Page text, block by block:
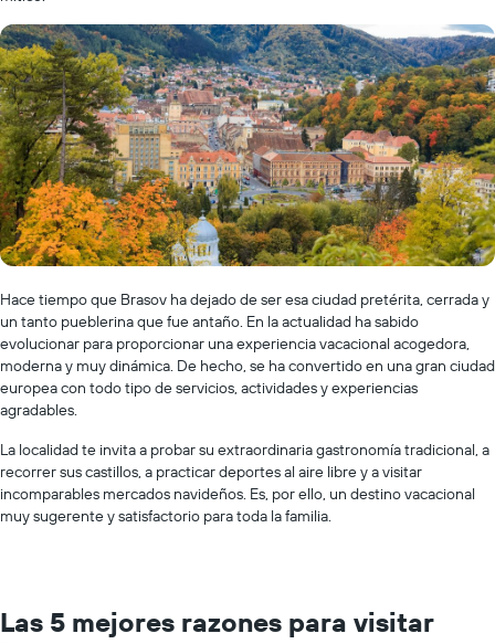
Hace tiempo que Brasov ha dejado de ser esa ciudad pretérita, cerrada y
un tanto pueblerina que fue antaño. En la actualidad ha sabido
evolucionar para proporcionar una experiencia vacacional acogedora,
moderna y muy dinámica. De hecho, se ha convertido en una gran ciudad
europea con todo tipo de servicios, actividades y experiencias
agradables.
La localidad te invita a probar su extraordinaria gastronomía tradicional, a
recorrer sus castillos, a practicar deportes al aire libre y a visitar
incomparables mercados navideños. Es, por ello, un destino vacacional
muy sugerente y satisfactorio para toda la familia.
Las 5 mejores razones para visitar